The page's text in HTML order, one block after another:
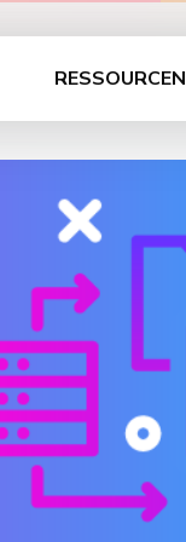
RESSOURCEN